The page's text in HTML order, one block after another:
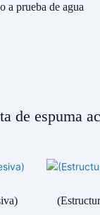
a prueba de agua
de espuma